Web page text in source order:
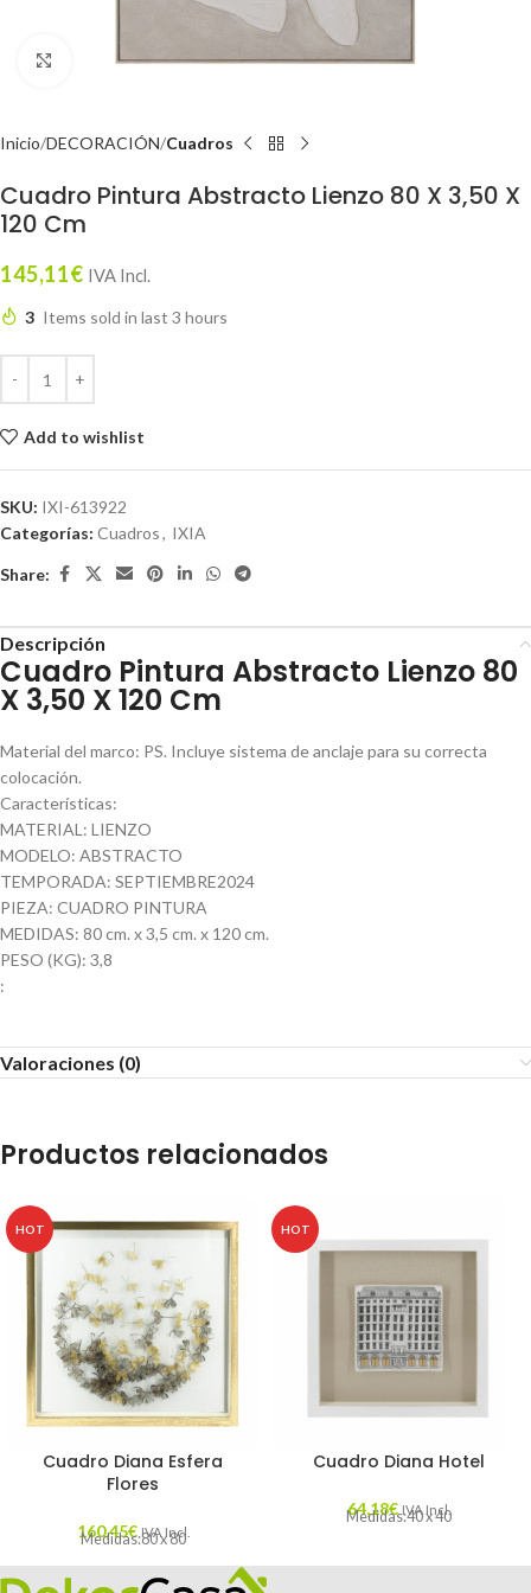
Click to enlarge
Inicio DECORACIÓN Cuadros
Cuadro Pintura Abstracto Lienzo 80 X 3,50 X
120 Cm
145,11€ IVA Incl.
3 Items sold in last 3 hours
Add to wishlist
SKU: IXI-613922
Categorías: Cuadros, IXIA
Share:
Descripción
Cuadro Pintura Abstracto Lienzo 80
X 3,50 X 120 Cm
Material del marco: PS. Incluye sistema de anclaje para su correcta
colocación.
Características:
MATERIAL: LIENZO
MODELO: ABSTRACTO
TEMPORADA: SEPTIEMBRE2024
PIEZA: CUADRO PINTURA
MEDIDAS: 80 cm. x 3,5 cm. x 120 cm.
PESO (KG): 3,8
:
Valoraciones (0)
Productos relacionados
HOT
Cuadro Diana Esfera
Flores
160,45€ IVA Incl.
Medidas:80 x 80
HOT
Cuadro Diana Hotel
64,18€ IVA Incl.
Medidas:40 x 40